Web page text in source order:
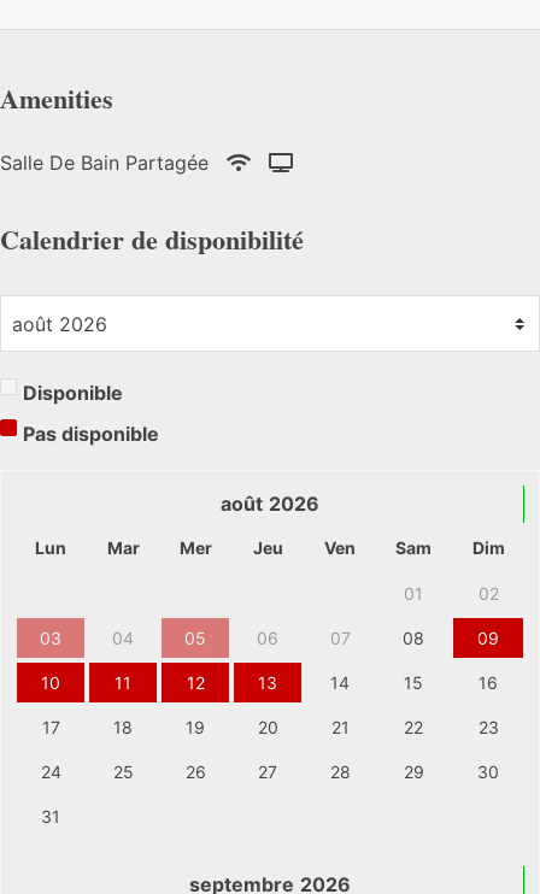
Amenities
Salle De Bain Partagée
Calendrier de disponibilité
Disponible
Pas disponible
août 2026
Lun Mar Mer Jeu Ven Sam Dim
01 02
03 04 05 06 07 08 09
10 11 12 13 14 15 16
17 18 19 20 21 22 23
24 25 26 27 28 29 30
31
septembre 2026